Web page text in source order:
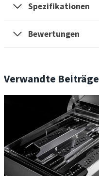
Spezifikationen
Bewertungen
Verwandte Beiträge